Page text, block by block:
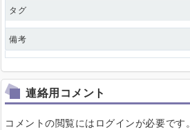
タグ
備考
連絡用コメント
コメントの閲覧にはログインが必要です。